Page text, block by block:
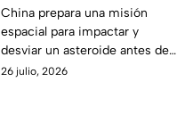
asteroide antes de
2030?
China prepara una misión
espacial para impactar y
desviar un asteroide antes de
2030. Conoce los detalles de
26 julio, 2026